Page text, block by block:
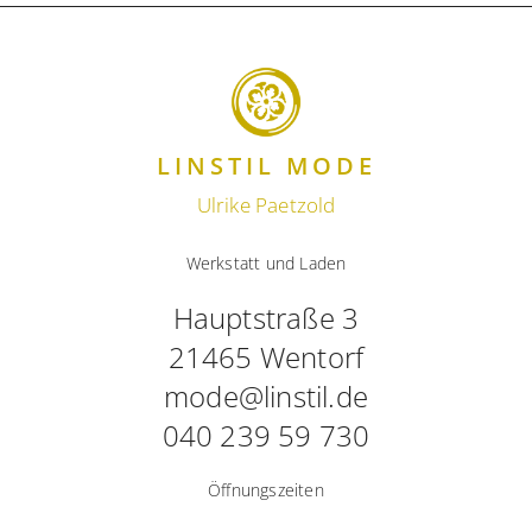
Werkstatt und Laden
Hauptstraße 3
21465 Wentorf
mode@linstil.de
040 239 59 730
LINSTIL MODE
Ulrike Paetzold
Öffnungszeiten